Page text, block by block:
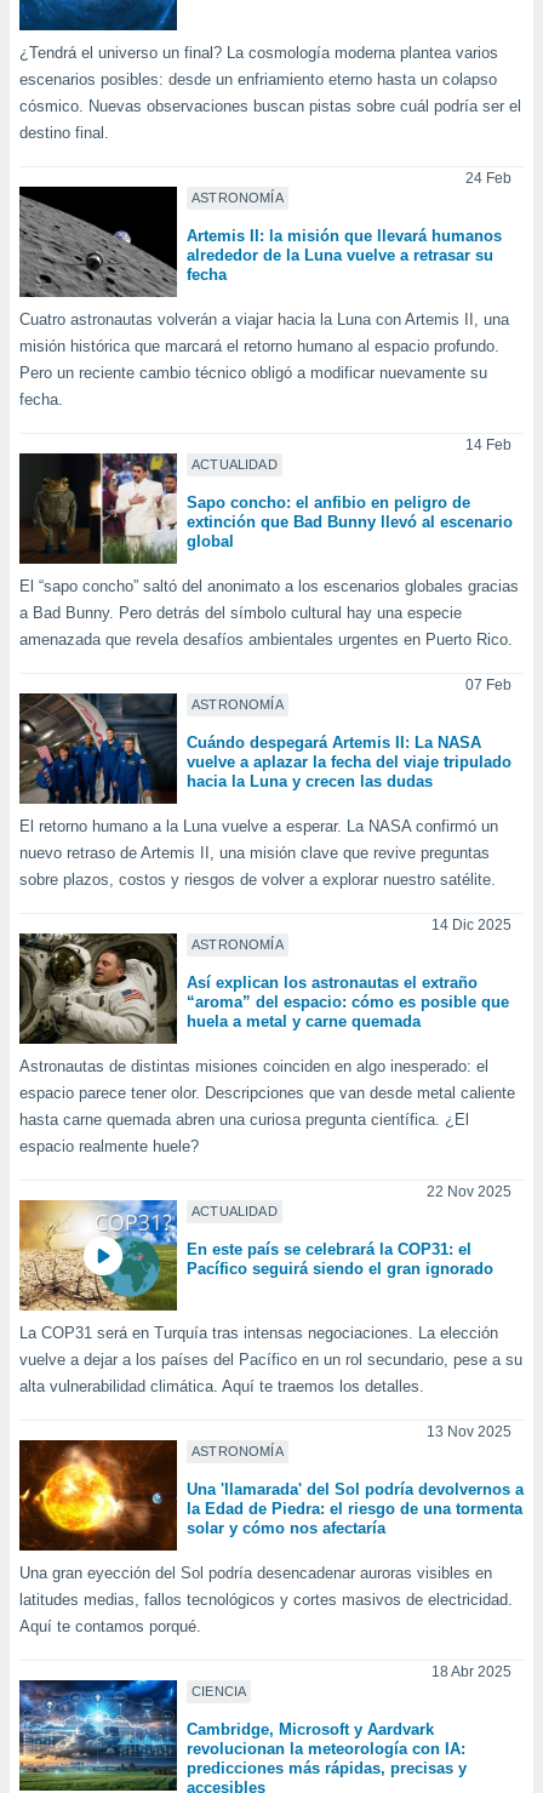
cookies
sitio
te
de que
el sitio
ni para
o
aunque
no
web a
abono
similares
como
este sitio
IP
de
traten tus
interés
a lo que
Para
su
u
datos
momento
en
en
un
o acceder
datos
¿Tendrá el universo un final? La cosmología moderna plantea varios
escenarios posibles: desde un enfriamiento eterno hasta un colapso
cósmico. Nuevas observaciones buscan pistas sobre cuál podría ser el
destino final.
ASTRONOMÍA
24 Feb
Artemis II: la misión que llevará humanos
alrededor de la Luna vuelve a retrasar su
fecha
Cuatro astronautas volverán a viajar hacia la Luna con Artemis II, una
misión histórica que marcará el retorno humano al espacio profundo.
Pero un reciente cambio técnico obligó a modificar nuevamente su
fecha.
ACTUALIDAD
14 Feb
Sapo concho: el anfibio en peligro de
extinción que Bad Bunny llevó al escenario
global
El “sapo concho” saltó del anonimato a los escenarios globales gracias
a Bad Bunny. Pero detrás del símbolo cultural hay una especie
amenazada que revela desafíos ambientales urgentes en Puerto Rico.
ASTRONOMÍA
07 Feb
Cuándo despegará Artemis II: La NASA
vuelve a aplazar la fecha del viaje tripulado
hacia la Luna y crecen las dudas
El retorno humano a la Luna vuelve a esperar. La NASA confirmó un
nuevo retraso de Artemis II, una misión clave que revive preguntas
sobre plazos, costos y riesgos de volver a explorar nuestro satélite.
ASTRONOMÍA
14 Dic 2025
Así explican los astronautas el extraño
“aroma” del espacio: cómo es posible que
huela a metal y carne quemada
Astronautas de distintas misiones coinciden en algo inesperado: el
espacio parece tener olor. Descripciones que van desde metal caliente
hasta carne quemada abren una curiosa pregunta científica. ¿El
espacio realmente huele?
ACTUALIDAD
22 Nov 2025
En este país se celebrará la COP31: el
Pacífico seguirá siendo el gran ignorado
La COP31 será en Turquía tras intensas negociaciones. La elección
vuelve a dejar a los países del Pacífico en un rol secundario, pese a su
alta vulnerabilidad climática. Aquí te traemos los detalles.
ASTRONOMÍA
13 Nov 2025
Una 'llamarada' del Sol podría devolvernos a
la Edad de Piedra: el riesgo de una tormenta
solar y cómo nos afectaría
Una gran eyección del Sol podría desencadenar auroras visibles en
latitudes medias, fallos tecnológicos y cortes masivos de electricidad.
Aquí te contamos porqué.
CIENCIA
18 Abr 2025
Cambridge, Microsoft y Aardvark
revolucionan la meteorología con IA:
predicciones más rápidas, precisas y
accesibles